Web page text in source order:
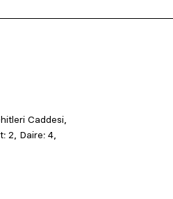
Caddesi,
2, Daire: 4,